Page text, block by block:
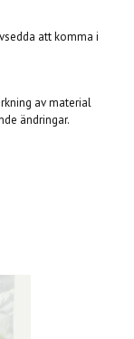
att komma i
av material
ändringar.